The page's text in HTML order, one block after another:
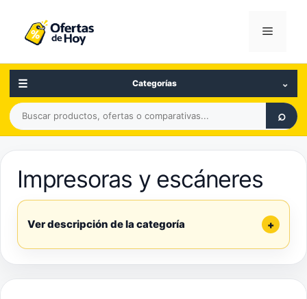
contenido
Menú
☰ Categorías ⌄
Buscar
productos,
comparativas
⌕
Impresoras y escáneres
Ver descripción de la categoría +